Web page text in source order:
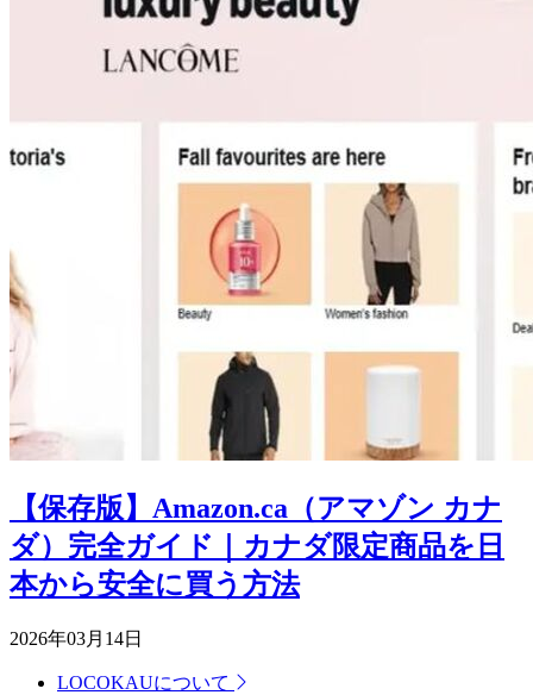
【保存版】Amazon.ca（アマゾン カナ
ダ）完全ガイド｜カナダ限定商品を日
本から安全に買う方法
2026年03月14日
LOCOKAUについて